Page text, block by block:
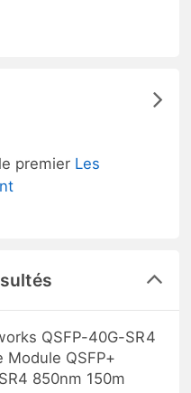
premier Les
QSFP-40G-SR4
Module QSFP+
850nm 150m